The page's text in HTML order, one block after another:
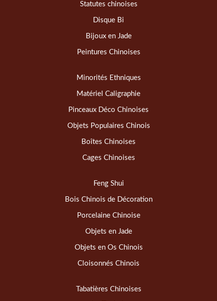
Statutes chinoises
Disque Bi
Bijoux en Jade
Peintures Chinoises
Minorités Ethniques
Matériel Caligraphie
Pinceaux Déco Chinoises
Objets Populaires Chinois
Boîtes Chinoises
Cages Chinoises
Feng Shui
Bois Chinois de Décoration
Porcelaine Chinoise
Objets en Jade
Objets en Os Chinois
Cloisonnés Chinois
Tabatières Chinoises